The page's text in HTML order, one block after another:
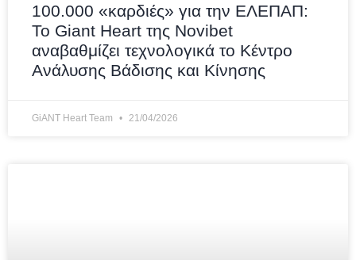
100.000 «καρδιές» για την ΕΛΕΠΑΠ:
Το Giant Heart της Novibet
αναβαθμίζει τεχνολογικά το Κέντρο
Ανάλυσης Βάδισης και Κίνησης
GiANT Heart Team 21/04/2026